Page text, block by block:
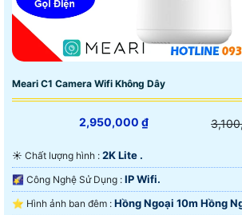
Meari C1 Camera Wifi Không Dây
2,950,000 ₫
☀️ Chất lượng hình : 2K Lite .
🌠 Công Nghệ Sử Dụng : IP Wifi.
⭐ Hình ảnh ban đêm : Hồng Ngoại 10m Hồng